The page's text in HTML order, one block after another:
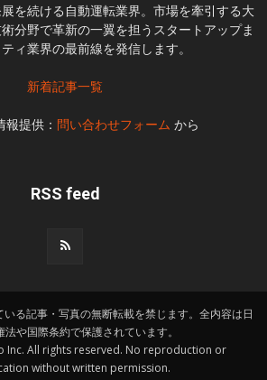
を続ける自動運転業界。市場を牽引する大
分野で革新の一翼を担うスタートアップま
ィ業界の最前線を発信します。
新着記事一覧
提供： 問い合わせフォーム から
RSS feed
る記事・写真の無断転載を禁じます。全内容は日
法や国際条約で保護されています。
Inc. All rights reserved. No reproduction or
without written permission.